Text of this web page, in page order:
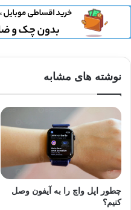
نوشته های مشابه
چطور اپل واچ را به آیفون وصل
کنیم؟